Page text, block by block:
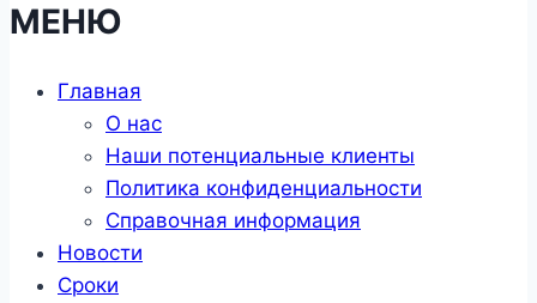
МЕНЮ
Главная
О нас
Наши потенциальные клиенты
Политика конфиденциальности
Справочная информация
Новости
Сроки